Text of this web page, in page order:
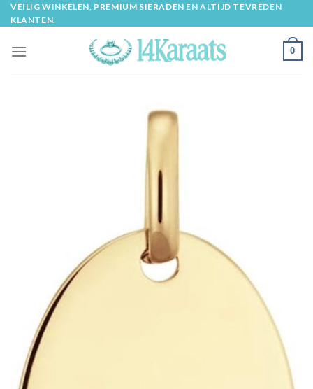
Skip
to
VEILIG WINKELEN, PREMIUM SIERADEN EN ALTIJD TEVREDEN
KLANTEN.
0